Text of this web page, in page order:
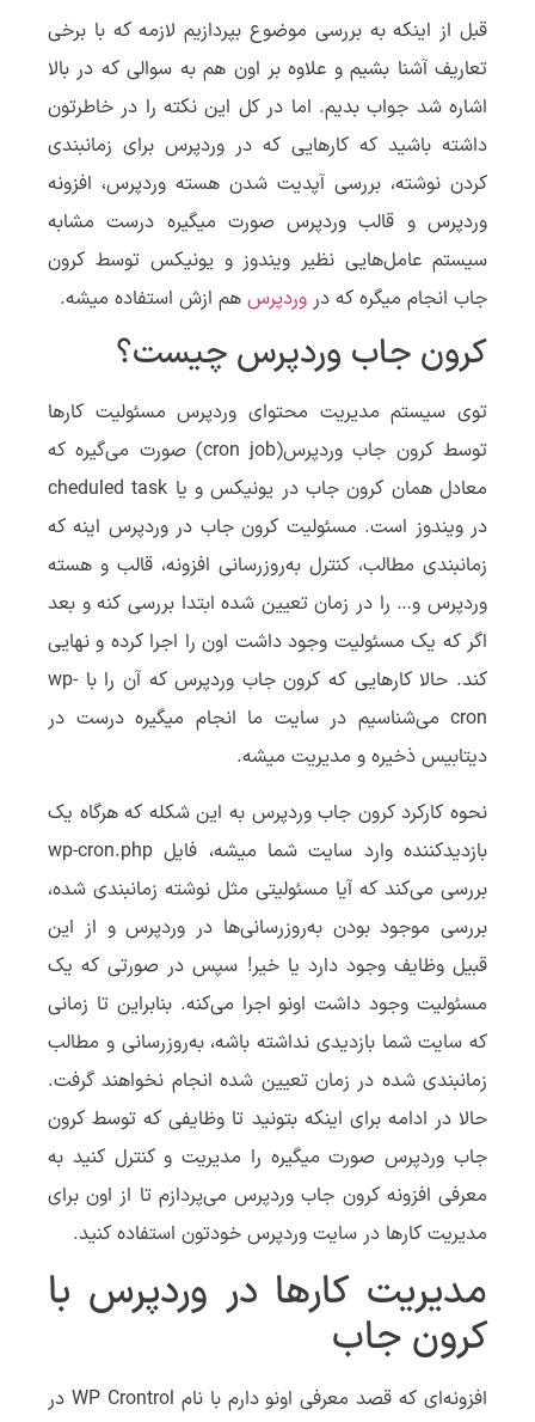
قبل از اینکه به بررسی موضوع بپردازیم لازمه که با برخی
تعاریف آشنا بشیم و علاوه بر اون هم به سوالی که در بالا
اشاره شد جواب بدیم. اما در کل این نکته را در خاطرتون
داشته باشید که کارهایی که در وردپرس برای زمانبندی
کردن نوشته، بررسی آپدیت شدن هسته وردپرس، افزونه
وردپرس و قالب وردپرس صورت میگیره درست مشابه
سیستم عامل‌هایی نظیر ویندوز و یونیکس توسط کرون
جاب انجام میگره که در وردپرس هم ازش استفاده میشه.
کرون جاب وردپرس چیست؟
توی سیستم مدیریت محتوای وردپرس مسئولیت کارها
توسط کرون جاب وردپرس(cron job) صورت می‌گیره که
معادل همان کرون جاب در یونیکس و یا cheduled task
در ویندوز است. مسئولیت کرون جاب در وردپرس اینه که
زمانبندی مطالب، کنترل به‌روزرسانی افزونه، قالب و هسته
وردپرس و… را در زمان تعیین شده ابتدا بررسی کنه و بعد
اگر که یک مسئولیت وجود داشت اون را اجرا کرده و نهایی
کند. حالا کارهایی که کرون جاب وردپرس که آن را با wp-
cron می‌شناسیم در سایت ما انجام میگیره درست در
دیتابیس ذخیره و مدیریت میشه.
نحوه کارکرد کرون جاب وردپرس به این شکله که هرگاه یک
بازدیدکننده وارد سایت شما میشه، فایل wp-cron.php
بررسی می‌کند که آیا مسئولیتی مثل نوشته زمانبندی شده،
بررسی موجود بودن به‌روزرسانی‌ها در وردپرس و از این
قبیل وظایف وجود دارد یا خیر! سپس در صورتی که یک
مسئولیت وجود داشت اونو اجرا می‌کنه. بنابراین تا زمانی
که سایت شما بازدیدی نداشته باشه، به‌روزرسانی و مطالب
زمانبندی شده در زمان تعیین شده انجام نخواهند گرفت.
حالا در ادامه برای اینکه بتونید تا وظایفی که توسط کرون
جاب وردپرس صورت میگیره را مدیریت و کنترل کنید به
معرفی افزونه کرون جاب وردپرس می‌پردازم تا از اون برای
مدیریت کارها در سایت وردپرس خودتون استفاده کنید.
مدیریت کارها در وردپرس با
کرون جاب
افزونه‌ای که قصد معرفی اونو دارم با نام WP Crontrol در